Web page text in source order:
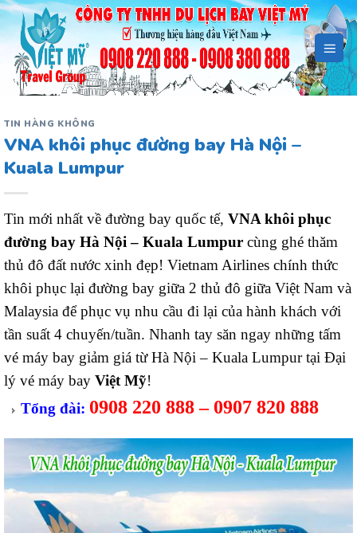
Bỏ
qua
dung
TIN HÀNG KHÔNG
VNA khôi phục đường bay Hà Nội –
Kuala Lumpur
Tin mới nhất về đường bay quốc tế, VNA khôi phục
đường bay Hà Nội – Kuala Lumpur cùng ghé thăm
thủ đô đất nước xinh đẹp! Vietnam Airlines chính thức
khôi phục lại đường bay giữa 2 thủ đô giữa Việt Nam và
Malaysia để phục vụ nhu cầu đi lại của hành khách với
tần suất 4 chuyến/tuần. Nhanh tay săn ngay những tấm
vé máy bay giảm giá từ Hà Nội – Kuala Lumpur tại Đại
lý vé máy bay Việt Mỹ!
Tổng đài: 0908 220 888 – 0907 820 888